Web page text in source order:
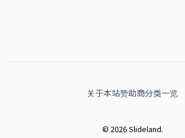
关于本站赞助商分类一览
© 2026 Slideland.